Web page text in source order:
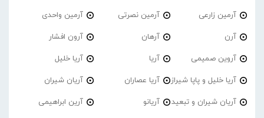
آرمین زارعی آرمین نصرتی آرمین واحدی
آرن آرهان آرون افشار
آروین صمیمی آریا آریا خلیل
آریا خلیل و پاپا شیراز آریا عصاران آریان شیران
آریان شیران و تبعید آریانو آرین ابراهیمی